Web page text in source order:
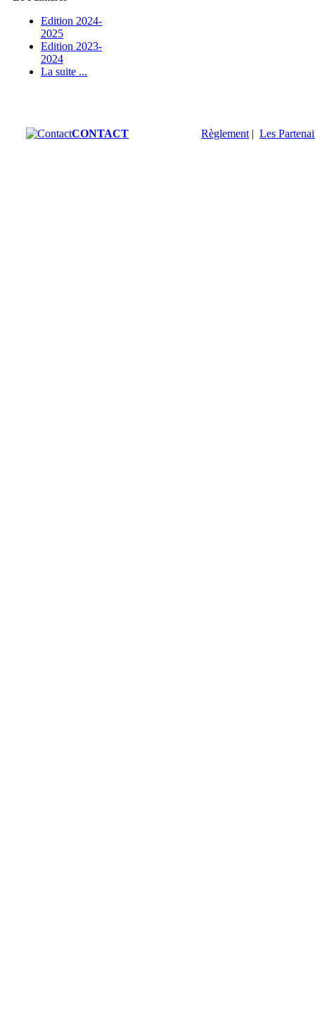
Edition 2024-
2025
Edition 2023-
2024
La suite ...
CONTACT Règlement | Les